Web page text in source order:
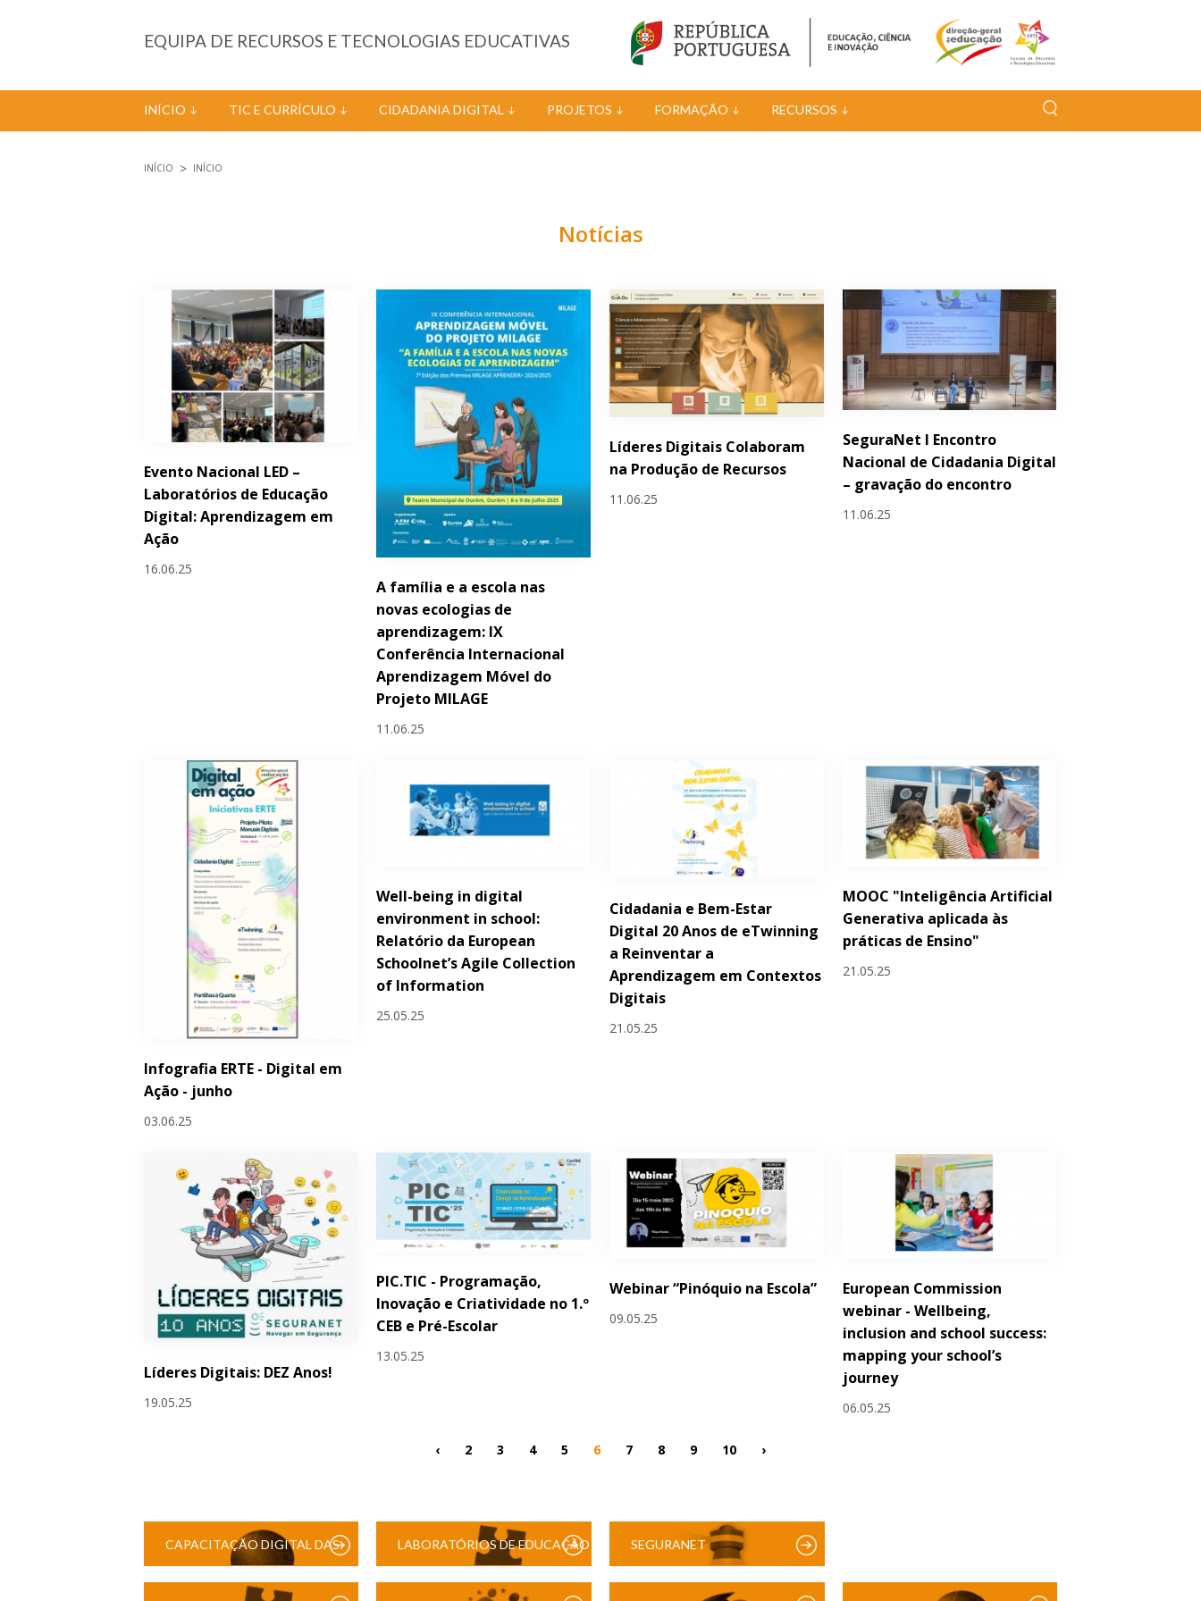
EQUIPA DE RECURSOS E TECNOLOGIAS EDUCATIVAS
INÍCIO TIC E CURRÍCULO CIDADANIA DIGITAL PROJETOS FORMAÇÃO RECURSOS
INÍCIO INÍCIO
Notícias
Evento Nacional LED –
Laboratórios de Educação
Digital: Aprendizagem em
Ação
16.06.25
A família e a escola nas
novas ecologias de
aprendizagem: IX
Conferência Internacional
Aprendizagem Móvel do
Projeto MILAGE
11.06.25
Líderes Digitais Colaboram
na Produção de Recursos
11.06.25
SeguraNet I Encontro
Nacional de Cidadania Digital
– gravação do encontro
11.06.25
Infografia ERTE - Digital em
Ação - junho
03.06.25
Well-being in digital
environment in school:
Relatório da European
Schoolnet’s Agile Collection
of Information
25.05.25
Cidadania e Bem-Estar
Digital 20 Anos de eTwinning
a Reinventar a
Aprendizagem em Contextos
Digitais
21.05.25
MOOC "Inteligência Artificial
Generativa aplicada às
práticas de Ensino"
21.05.25
Líderes Digitais: DEZ Anos!
19.05.25
PIC.TIC - Programação,
Inovação e Criatividade no 1.º
CEB e Pré-Escolar
13.05.25
Webinar “Pinóquio na Escola”
09.05.25
European Commission
webinar - Wellbeing,
inclusion and school success:
mapping your school’s
journey
06.05.25
Páginas
‹ 2 3 4 5 6 7 8 9 10 ›
CAPACITAÇÃO DIGITAL DAS LABORATÓRIOS DE EDUCAÇÃO SEGURANET